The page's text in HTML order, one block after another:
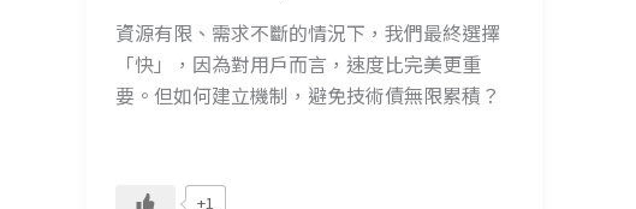
資源有限、需求不斷的情況下，我們最終選擇
「快」，因為對用戶而言，速度比完美更重
要。但如何建立機制，避免技術債無限累積？
+1
的
未
來